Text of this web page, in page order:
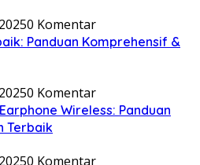
0 Komentar
Panduan Komprehensif &
0 Komentar
Wireless: Panduan
Terbaik
0 Komentar